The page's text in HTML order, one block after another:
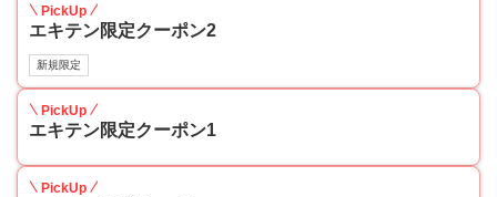
PickUp
エキテン限定クーポン2
新規限定
PickUp
エキテン限定クーポン1
PickUp